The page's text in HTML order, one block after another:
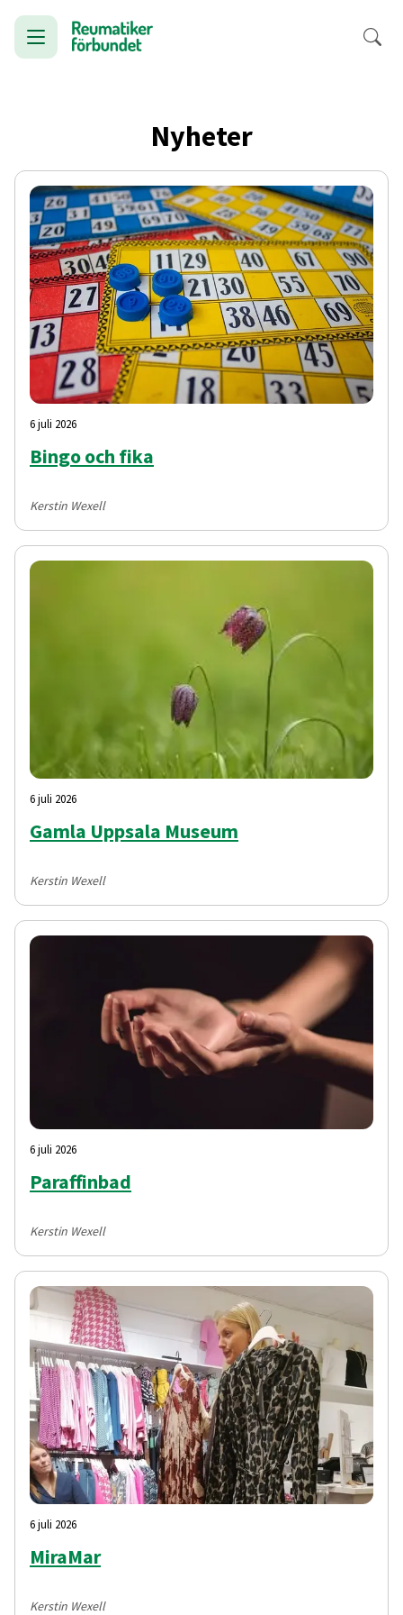
Nyheter
6 juli 2026
Bingo och fika
Kerstin Wexell
6 juli 2026
Gamla Uppsala Museum
Kerstin Wexell
6 juli 2026
Paraffinbad
Kerstin Wexell
6 juli 2026
MiraMar
Kerstin Wexell